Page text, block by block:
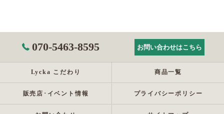
070-5463-8595 お問い合わせはこちら
Lycka こだわり 商品一覧
販売店･イベント情報 プライバシーポリシー